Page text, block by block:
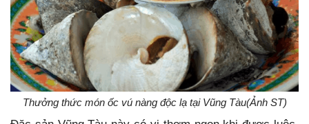
Thưởng thức món ốc vú nàng độc lạ tại Vũng Tàu(Ảnh ST)